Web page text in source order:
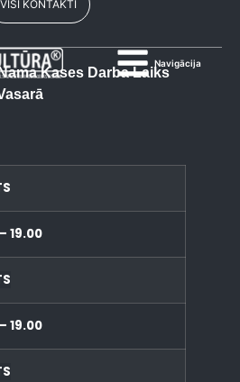
Navigācija
VISI KONTAKTI
Kases Darba Laiks
19.00
19.00